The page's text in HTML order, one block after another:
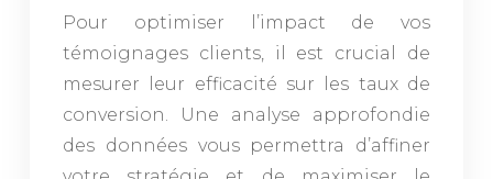
Pour optimiser l’impact de vos
témoignages clients, il est crucial de
mesurer leur efficacité sur les taux de
conversion. Une analyse approfondie
des données vous permettra d’affiner